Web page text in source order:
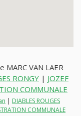
VAN LAER
RONGY | JOZEF
COMMUNALE
| DIABLES ROUGES
COMMUNALE